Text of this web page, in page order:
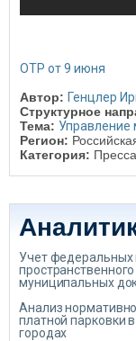
ОТР от 9 июня
Автор: Генцлер
Структурное
Тема: Управление
Регион:
Категория: Пресса
Учет федеральных
муниципальных
Анализ
платной парковки
городах